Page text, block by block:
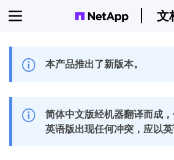
文
本产品推出了新版本。
简体中文版经机器翻译而成
英语版出现任何冲突，应以英